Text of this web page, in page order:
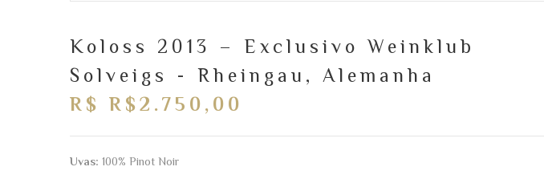
Koloss 2013 – Exclusivo Weinklub
Solveigs - Rheingau, Alemanha
R$ R$2.750,00
Uvas: 100% Pinot Noir